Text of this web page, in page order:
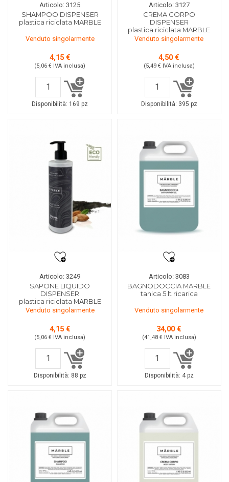
Articolo: 3125
SHAMPOO DISPENSER
plastica riciclata MARBLE
Venduto singolarmente
4,15 €
(5,06 € IVA inclusa)
Disponibilità: 169 pz
Articolo: 3127
CREMA CORPO
DISPENSER
plastica riciclata MARBLE
Venduto singolarmente
4,50 €
(5,49 € IVA inclusa)
Disponibilità: 395 pz
Articolo: 3249
SAPONE LIQUIDO
DISPENSER
plastica riciclata MARBLE
Venduto singolarmente
4,15 €
(5,06 € IVA inclusa)
Disponibilità: 88 pz
Articolo: 3083
BAGNODOCCIA MARBLE
tanica 5 lt ricarica
Venduto singolarmente
34,00 €
(41,48 € IVA inclusa)
Disponibilità: 4 pz